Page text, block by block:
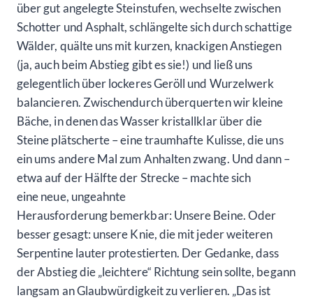
über gut angelegte Steinstufen, wechselte zwischen
Schotter und Asphalt, schlängelte sich durch schattige
Wälder, quälte uns mit kurzen, knackigen Anstiegen
(ja, auch beim Abstieg gibt es sie!) und ließ uns
gelegentlich über lockeres Geröll und Wurzelwerk
balancieren. Zwischendurch überquerten wir kleine
Bäche, in denen das Wasser kristallklar über die
Steine plätscherte – eine traumhafte Kulisse, die uns
ein ums andere Mal zum Anhalten zwang. Und dann –
etwa auf der Hälfte der Strecke – machte sich
eine neue, ungeahnte
Herausforderung bemerkbar: Unsere Beine. Oder
besser gesagt: unsere Knie, die mit jeder weiteren
Serpentine lauter protestierten. Der Gedanke, dass
der Abstieg die „leichtere“ Richtung sein sollte, begann
langsam an Glaubwürdigkeit zu verlieren. „Das ist